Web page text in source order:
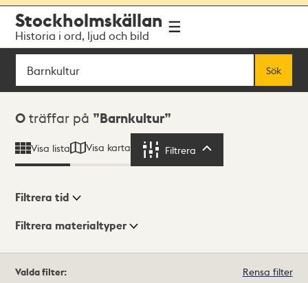
navigationen
huvudinnehållet
Stockholmskällan
Historia i ord, ljud och bild
Sök
Sök
Sökresultat
0 träffar på Barnkultur
Visa lista Visa karta Filtrera
Visningsläge
Filtrera tid
Filtrera materialtyper
träffar
Valda filter: Rensa filter